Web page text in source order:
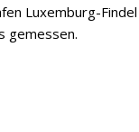
Luxemburg-
gemessen.